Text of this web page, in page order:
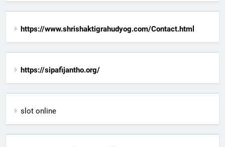
https://www.shrishaktigrahudyog.com/Contact.html
https://sipafijantho.org/
slot online